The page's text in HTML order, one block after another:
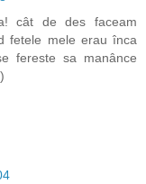
cât de des faceam
fetele mele erau înca
fereste sa manânce